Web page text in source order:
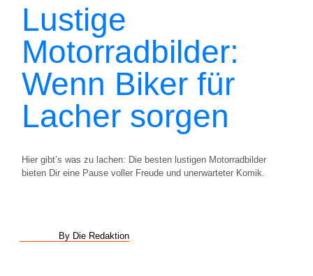
Lustige
Motorradbilder:
Wenn Biker für
Lacher sorgen
Hier gibt’s was zu lachen: Die besten lustigen Motorradbilder
bieten Dir eine Pause voller Freude und unerwarteter Komik.
By Die Redaktion